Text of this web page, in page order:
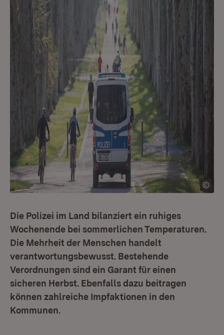
Die Polizei im Land bilanziert ein ruhiges
Wochenende bei sommerlichen Temperaturen.
Die Mehrheit der Menschen handelt
verantwortungsbewusst. Bestehende
Verordnungen sind ein Garant für einen
sicheren Herbst. Ebenfalls dazu beitragen
können zahlreiche Impfaktionen in den
Kommunen.